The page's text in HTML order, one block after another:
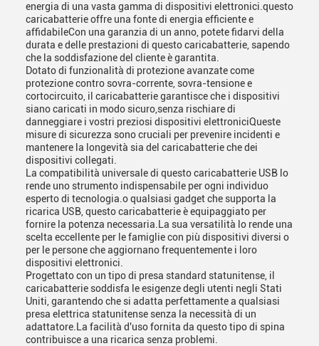
energia di una vasta gamma di dispositivi elettronici.questo
caricabatterie offre una fonte di energia efficiente e
affidabileCon una garanzia di un anno, potete fidarvi della
durata e delle prestazioni di questo caricabatterie, sapendo
che la soddisfazione del cliente è garantita.
Dotato di funzionalità di protezione avanzate come
protezione contro sovra-corrente, sovra-tensione e
cortocircuito, il caricabatterie garantisce che i dispositivi
siano caricati in modo sicuro,senza rischiare di
danneggiare i vostri preziosi dispositivi elettroniciQueste
misure di sicurezza sono cruciali per prevenire incidenti e
mantenere la longevità sia del caricabatterie che dei
dispositivi collegati.
La compatibilità universale di questo caricabatterie USB lo
rende uno strumento indispensabile per ogni individuo
esperto di tecnologia.o qualsiasi gadget che supporta la
ricarica USB, questo caricabatterie è equipaggiato per
fornire la potenza necessaria.La sua versatilità lo rende una
scelta eccellente per le famiglie con più dispositivi diversi o
per le persone che aggiornano frequentemente i loro
dispositivi elettronici.
Progettato con un tipo di presa standard statunitense, il
caricabatterie soddisfa le esigenze degli utenti negli Stati
Uniti, garantendo che si adatta perfettamente a qualsiasi
presa elettrica statunitense senza la necessità di un
adattatore.La facilità d'uso fornita da questo tipo di spina
contribuisce a una ricarica senza problemi.